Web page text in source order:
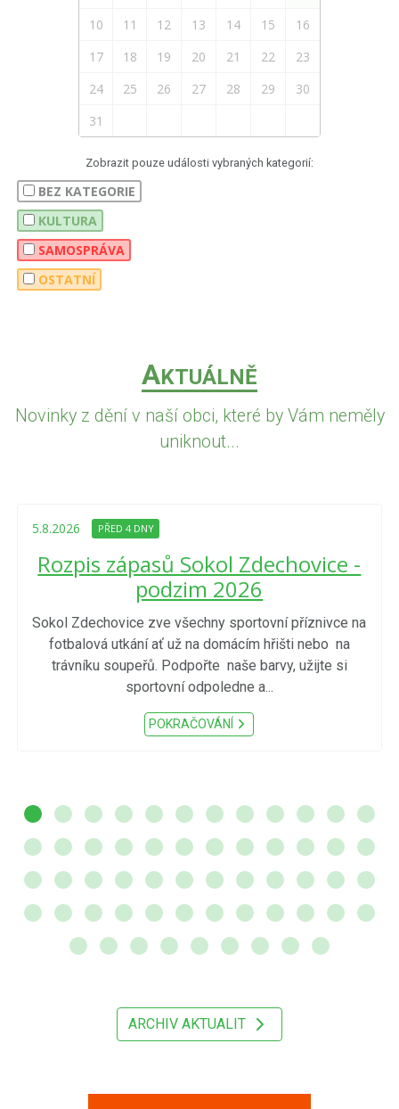
10
11 12 13 14 15
16
17
18 19 20 21 22
23
24
25 26 27 28 29
30
31
Zobrazit pouze události vybraných kategorií:
BEZ KATEGORIE
KULTURA
SAMOSPRÁVA
OSTATNÍ
AKTUÁLNĚ
Novinky z dění v naší obci, které by Vám neměly
uniknout...
5.8.2026 PŘED 4 DNY
Rozpis zápasů Sokol Zdechovice -
podzim 2026
Sokol Zdechovice zve všechny sportovní příznivce na
fotbalová utkání ať už na domácím hřišti nebo na
trávníku soupeřů. Podpořte naše barvy, užijte si
sportovní odpoledne a...
POKRAČOVÁNÍ
ARCHIV AKTUALIT